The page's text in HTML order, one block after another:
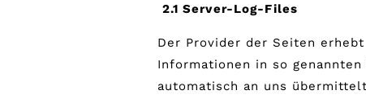
2.1 Server-Log-Files
Der Provider der Seiten
Informationen in so
automatisch an uns